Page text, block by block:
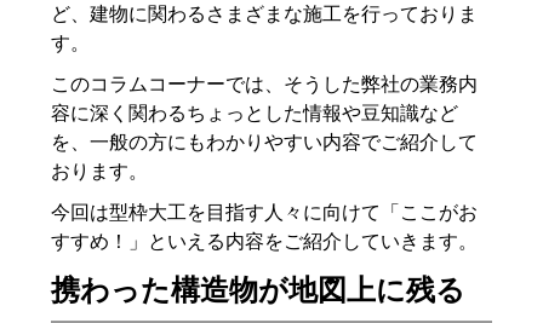
ど、建物に関わるさまざまな施工を行っておりま
す。
このコラムコーナーでは、そうした弊社の業務内
容に深く関わるちょっとした情報や豆知識など
を、一般の方にもわかりやすい内容でご紹介して
おります。
今回は型枠大工を目指す人々に向けて「ここがお
すすめ！」といえる内容をご紹介していきます。
携わった構造物が地図上に残る